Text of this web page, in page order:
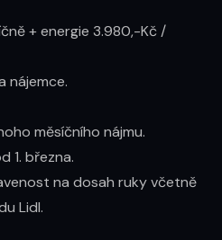
+ energie 3.980,-Kč /
nájemce.
měsíčního nájmu.
1. března.
na dosah ruky včetně
Lidl.